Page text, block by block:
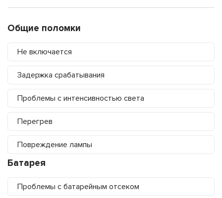
Общие поломки
Не включается
Задержка срабатывания
Проблемы с интенсивностью света
Перегрев
Повреждение лампы
Батарея
Проблемы с батарейным отсеком